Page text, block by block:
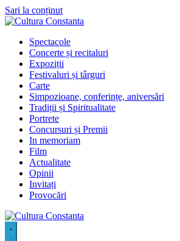
Sari la conținut
Spectacole
Concerte și recitaluri
Expoziții
Festivaluri și târguri
Carte
Simpozioane, conferințe, aniversări
Tradiții și Spiritualitate
Portrete
Concursuri și Premii
In memoriam
Film
Actualitate
Opinii
Invitați
Provocări